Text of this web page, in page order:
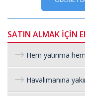
SATIN ALMAK İÇİN
Hem yatırıma
Havalimanına